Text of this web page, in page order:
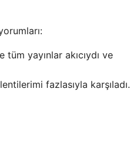
yayınlar akıcıydı ve
fazlasıyla karşıladı.